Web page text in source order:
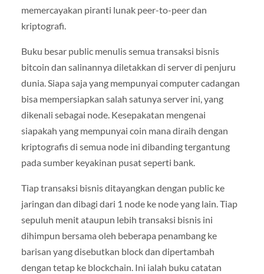
memercayakan piranti lunak peer-to-peer dan
kriptografi.
Buku besar public menulis semua transaksi bisnis
bitcoin dan salinannya diletakkan di server di penjuru
dunia. Siapa saja yang mempunyai computer cadangan
bisa mempersiapkan salah satunya server ini, yang
dikenali sebagai node. Kesepakatan mengenai
siapakah yang mempunyai coin mana diraih dengan
kriptografis di semua node ini dibanding tergantung
pada sumber keyakinan pusat seperti bank.
Tiap transaksi bisnis ditayangkan dengan public ke
jaringan dan dibagi dari 1 node ke node yang lain. Tiap
sepuluh menit ataupun lebih transaksi bisnis ini
dihimpun bersama oleh beberapa penambang ke
barisan yang disebutkan block dan dipertambah
dengan tetap ke blockchain. Ini ialah buku catatan